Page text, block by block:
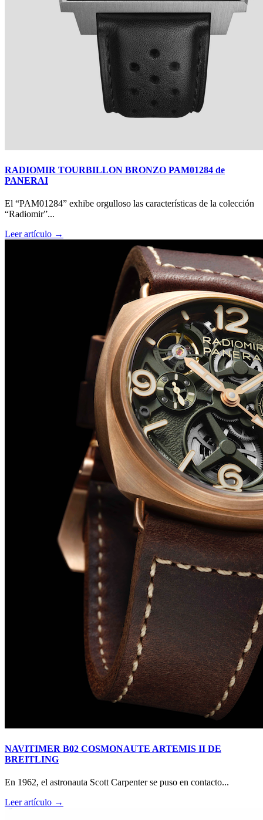
Big Bang Sapphire Sky Blue de Hublot
RADIOMIR TOURBILLON BRONZO PAM01284 de
PANERAI
El “PAM01284” exhibe orgulloso las características de la colección
“Radiomir”...
Leer artículo →
NAVITIMER B02 COSMONAUTE ARTEMIS II DE
BREITLING
En 1962, el astronauta Scott Carpenter se puso en contacto...
Leer artículo →